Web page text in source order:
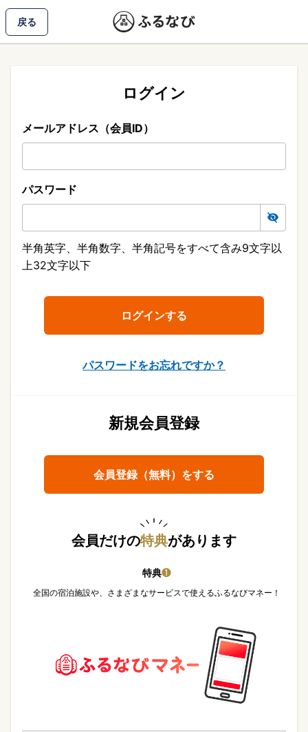
戻る
ログイン
メールアドレス（会員ID）
パスワード
半角英字、半角数字、半角記号をすべて含み9文字以
上32文字以下
パスワードをお忘れですか？
新規会員登録
会員登録（無料）をする
会員だけの特典があります
特典❶
全国の宿泊施設や、さまざまなサービスで使えるふるなびマネー！